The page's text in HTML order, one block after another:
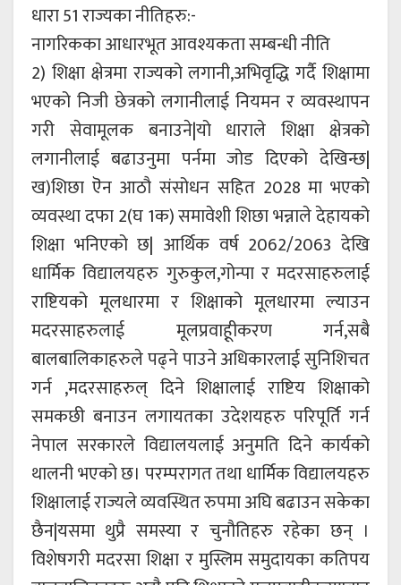
धारा 51 राज्यका नीतिहरु:-
नागरिकका आधारभूत आवश्यकता सम्बन्धी नीति
2) शिक्षा क्षेत्रमा राज्यको लगानी,अभिवृद्धि गर्दै शिक्षामा
भएको निजी छेत्रको लगानीलाई नियमन र व्यवस्थापन
गरी सेवामूलक बनाउने|यो धाराले शिक्षा क्षेत्रको
लगानीलाई बढाउनुमा पर्नमा जोड दिएको देखिन्छ|
ख)शिछा ऎन आठौ संसोधन सहित 2028 मा भएको
व्यवस्था दफा 2(घ 1क) समावेशी शिछा भन्नाले देहायको
शिक्षा भनिएको छ| आर्थिक वर्ष 2062/2063 देखि
धार्मिक विद्यालयहरु गुरुकुल,गोन्पा र मदरसाहरुलाई
राष्टियको मूलधारमा र शिक्षाको मूलधारमा ल्याउन
मदरसाहरुलाई मूलप्रवाहू़ीकरण गर्न,सबै
बालबालिकाहरुले पढ्ने पाउने अधिकारलाई सुनिशिचत
गर्न ,मदरसाहरुल् दिने शिक्षालाई राष्टिय शिक्षाको
समकछी बनाउन लगायतका उदेशयहरु परिपूर्ति गर्न
नेपाल सरकारले विद्यालयलाई अनुमति दिने कार्यको
थालनी भएको छ। परम्परागत तथा धार्मिक विद्यालयहरु
शिक्षालाई राज्यले व्यवस्थित रुपमा अघि बढाउन सकेका
छैन|यसमा थुप्रै समस्या र चुनौतिहरु रहेका छन् ।
विशेषगरी मदरसा शिक्षा र मुस्लिम समुदायका कतिपय